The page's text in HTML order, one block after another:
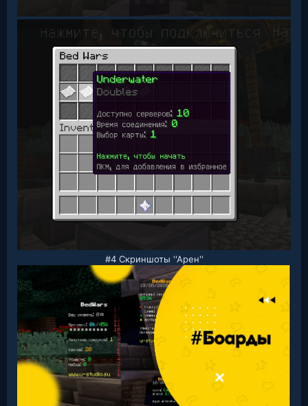
#4 Скриншоты ''Арен''